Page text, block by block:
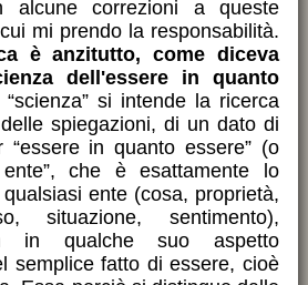
alcune correzioni a queste
mi prendo la responsabilità.
è anzitutto, come diceva
dell'essere in quanto
si intende la ricerca
spiegazioni, di un dato di
“essere in quanto essere” (o
che è esattamente lo
ente (cosa, proprietà,
situazione, sentimento),
in qualche suo aspetto
semplice fatto di essere, cioè